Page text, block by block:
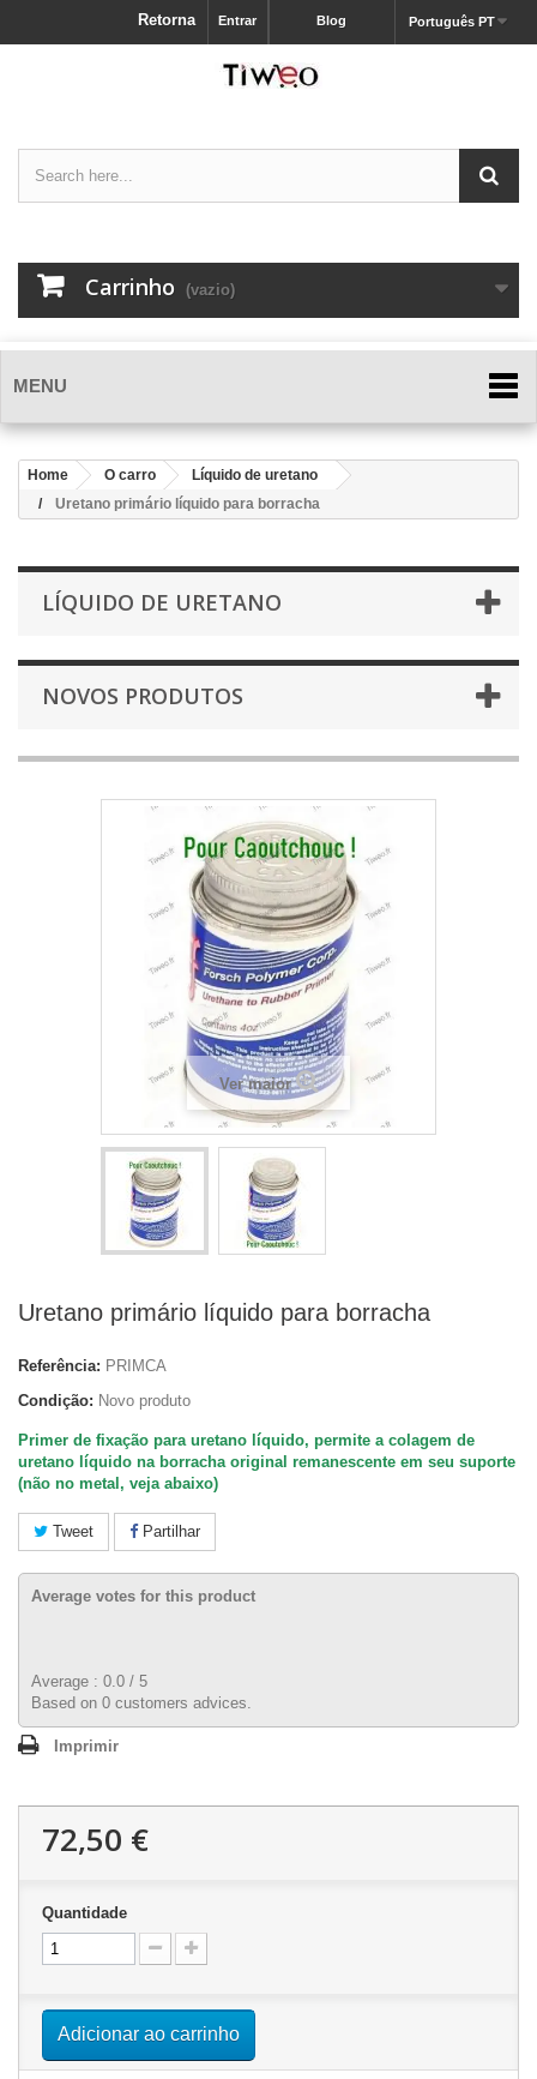
Português PT
Blog
Entrar
Retorna
Carrinho (vazio)
MENU
Home O carro
Líquido de uretano
Uretano primário líquido para borracha
LÍQUIDO DE URETANO
NOVOS PRODUTOS
Ver maior
Uretano primário líquido para borracha
Referência: PRIMCA
Condição: Novo produto
Primer de fixação para uretano líquido, permite a colagem de
uretano líquido na borracha original remanescente em seu suporte
(não no metal, veja abaixo)
Tweet Partilhar
Average votes for this product
Average : 0.0 / 5
Based on 0 customers advices.
Imprimir
72,50 €
Quantidade
Adicionar ao carrinho